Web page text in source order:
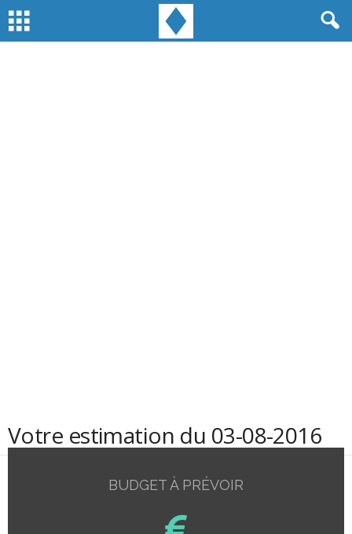
Votre estimation du 03-08-2016
BUDGET À PRÉVOIR